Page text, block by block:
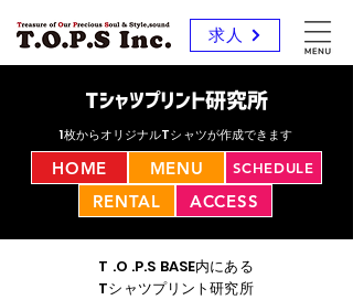
求人
Tシャツプリント研究所
1枚からオリジナルTシャツが作成できます
HOME MENU SCHEDULE
RENTAL ACCESS
T .O .P.S BASE内にある
Tシャツプリント研究所